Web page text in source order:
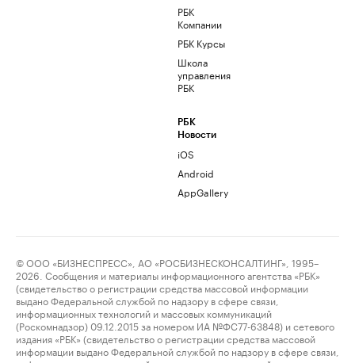
РБК
Компании
РБК Курсы
Школа
управления
РБК
РБК
Новости
iOS
Android
AppGallery
© ООО «БИЗНЕСПРЕСС», АО «РОСБИЗНЕСКОНСАЛТИНГ», 1995–
2026. Сообщения и материалы информационного агентства «РБК»
(свидетельство о регистрации средства массовой информации
выдано Федеральной службой по надзору в сфере связи,
информационных технологий и массовых коммуникаций
(Роскомнадзор) 09.12.2015 за номером ИА №ФС77-63848) и сетевого
издания «РБК» (свидетельство о регистрации средства массовой
информации выдано Федеральной службой по надзору в сфере связи,